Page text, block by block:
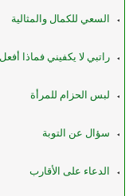
السعي للكمال والمثالية
راتبي لا يكفيني فماذا
لبس الحزام للمرأة
سؤال عن التوبة
الدعاء على الأقارب